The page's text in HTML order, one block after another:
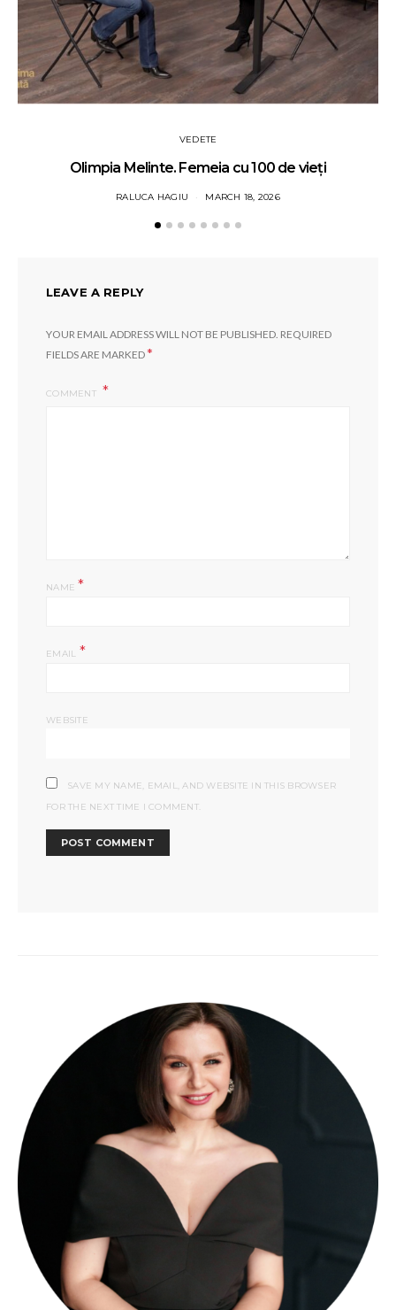
VEDETE
Olimpia Melinte. Femeia cu 100 de vieți
RALUCA HAGIU MARCH 18, 2026
LEAVE A REPLY
YOUR EMAIL ADDRESS WILL NOT BE PUBLISHED. REQUIRED
FIELDS ARE MARKED*
COMMENT
NAME*
EMAIL *
WEBSITE
SAVE MY NAME, EMAIL, AND WEBSITE IN THIS BROWSER
FOR THE NEXT TIME I COMMENT.